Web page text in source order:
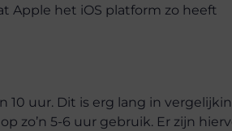
Apple het iOS platform zo heeft
10 uur. Dit is erg lang in
zo’n 5-6 uur gebruik. Er zijn